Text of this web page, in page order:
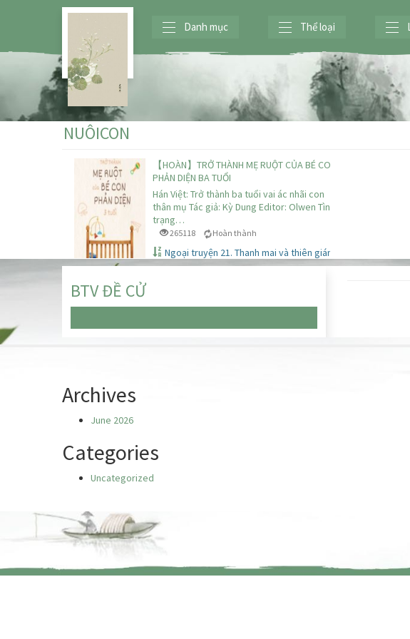
Danh mục Thể loại
NUÔICON
【HOÀN】TRỞ THÀNH MẸ RUỘT CỦA BÉ CON
PHẢN DIỆN BA TUỔI
Hán Việt: Trở thành ba tuổi vai ác nhãi con
thân mụ Tác giả: Kỳ Dung Editor: Olwen Tình
trạng…
265118 Hoàn thành
Ngoại truyện 21. Thanh mai và thiên giáng*
BTV ĐỀ CỬ
Archives
June 2026
Categories
Uncategorized